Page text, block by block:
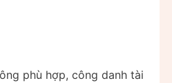
phù hợp, công danh tài